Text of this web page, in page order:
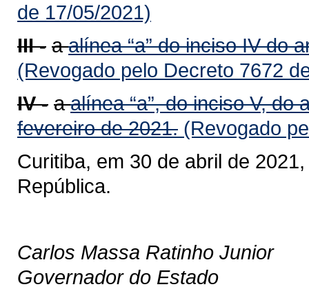
de 17/05/2021)
III - aalínea “a” do inciso IV do
(Revogado pelo Decreto 7672
IV - aalínea “a”, do inciso V, do
fevereiro de 2021. (Revogado
Curitiba, em 30 de abril de
República.
Carlos Massa Ratinho Junior
Governador do Estado